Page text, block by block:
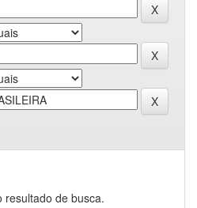
resultado de busca.